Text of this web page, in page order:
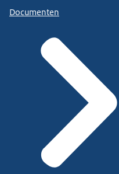
Documenten